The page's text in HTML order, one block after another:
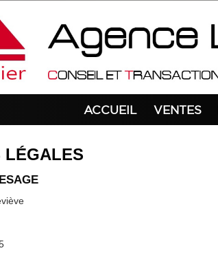
ACCUEIL VENTES
LÉGALES